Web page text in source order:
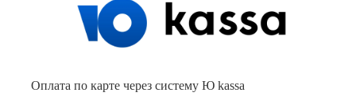
Оплата по карте через систему Ю kassa